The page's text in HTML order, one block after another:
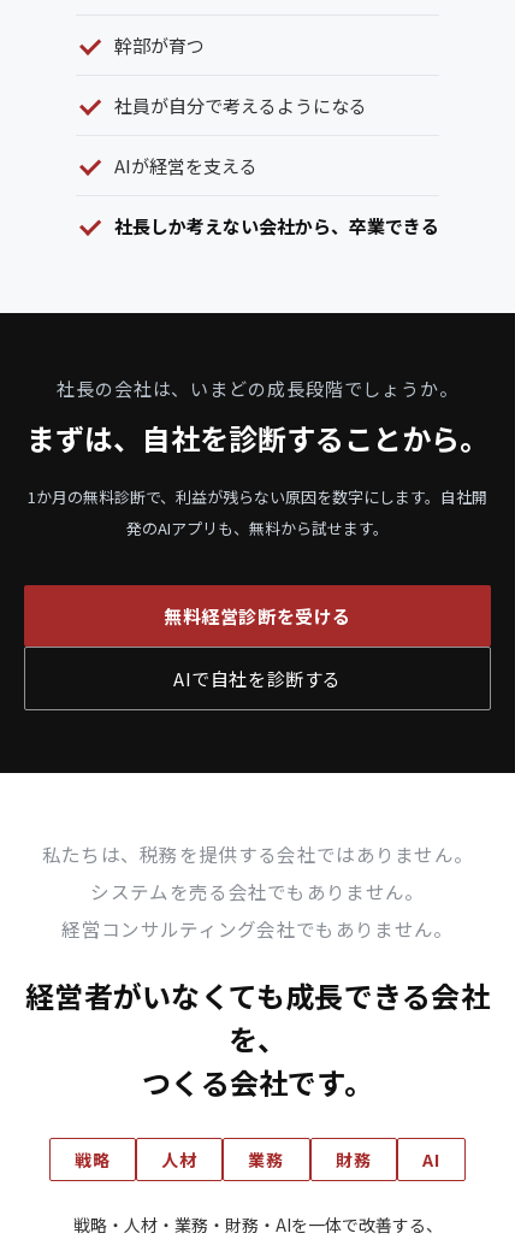
幹部が育つ
社員が自分で考えるようになる
AIが経営を支える
社長しか考えない会社から、卒業できる
社長の会社は、いまどの成長段階でしょうか。
まずは、自社を診断することから。
1か月の無料診断で、利益が残らない原因を数字にします。 自社開
発のAIアプリも、無料から試せます。
無料経営診断を受ける
AIで自社を診断する
私たちは、税務を提供する会社ではありません。
システムを売る会社でもありません。
経営コンサルティング会社でもありません。
経営者がいなくても成長できる会社
を、
つくる会社です。
戦略 人材 業務 財務 AI
戦略・人材・業務・財務・AIを一体で改善する、